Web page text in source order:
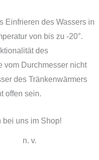
Einfrieren des Wassers in
von bis zu -20°.
des
vom Durchmesser nicht
des Tränkenwärmers
offen sein.
bei uns im Shop!
n. v.